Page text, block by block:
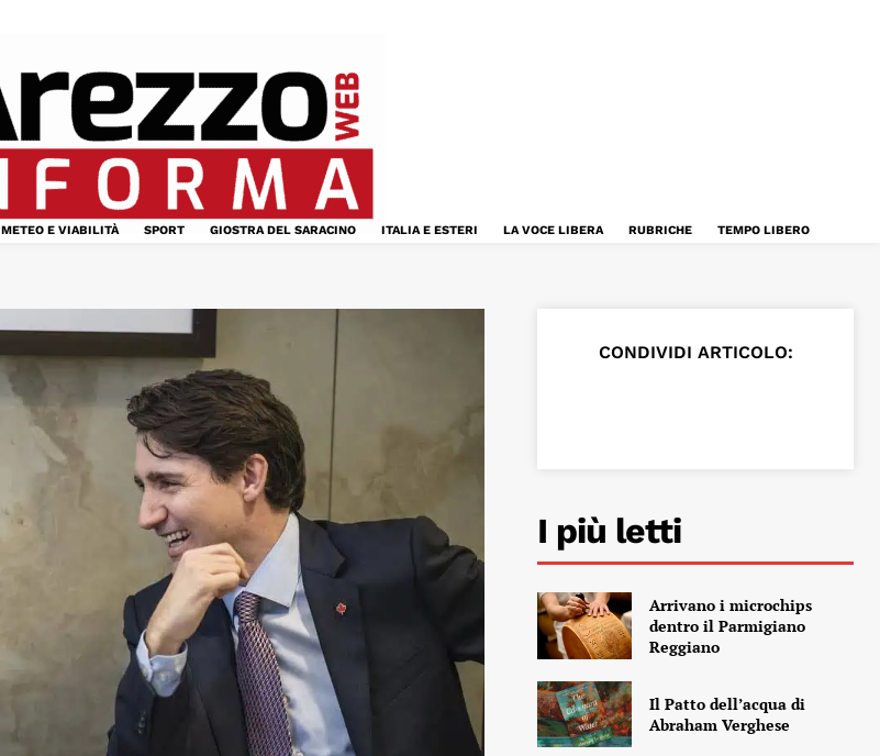
METEO E VIABILITÀ SPORT GIOSTRA DEL SARACINO ITALIA E ESTERI LA VOCE LIBERA RUBRICHE TEMPO LIBERO
CONDIVIDI ARTICOLO:
I più letti
Arrivano i microchips
dentro il Parmigiano
Reggiano
Il Patto dell’acqua di
Abraham Verghese